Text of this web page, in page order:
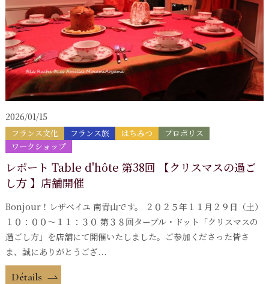
2026/01/15
フランス文化 フランス旅 はちみつ
プロポリス
ワークショップ
レポート Table d'hôte 第38回 【クリスマスの過ご
し方 】店舗開催
Bonjour！レザベイユ 南青山です。 ２０２５年１１月２９日（土）
１０：００〜１１：３０ 第３８回ターブル・ドット「クリスマスの
過ごし方」を店舗にて開催いたしました。ご参加くださった皆さ
ま、誠にありがとうござ...
Détails